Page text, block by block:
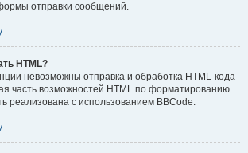
отправки сообщений.
HTML?
невозможны отправка и обработка HTML-кода
часть возможностей HTML по форматированию
реализована с использованием BBCode.